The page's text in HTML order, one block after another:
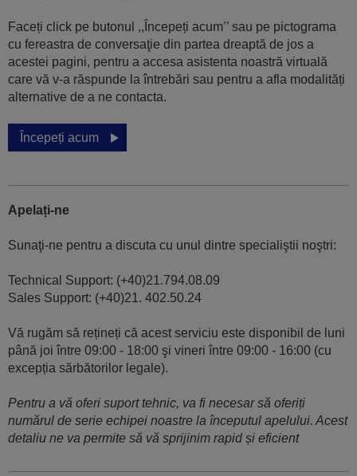
Faceți click pe butonul ,,Începeți acum’’ sau pe pictograma
cu fereastra de conversaţie din partea dreaptă de jos a
acestei pagini, pentru a accesa asistenta noastră virtuală
care vă v-a răspunde la întrebări sau pentru a afla modalități
alternative de a ne contacta.
Începeți acum
Apelați-ne
Sunaţi-ne pentru a discuta cu unul dintre specialiştii noştri:
Technical Support: (+40)21.794.08.09
Sales Support: (+40)21. 402.50.24
Vă rugăm să rețineți că acest serviciu este disponibil de luni
până joi între 09:00 - 18:00 şi vineri între 09:00 - 16:00 (cu
excepția sărbătorilor legale).
Pentru a vă oferi suport tehnic, va fi necesar să oferiți
numărul de serie echipei noastre la începutul apelului. Acest
detaliu ne va permite să vă sprijinim rapid și eficient